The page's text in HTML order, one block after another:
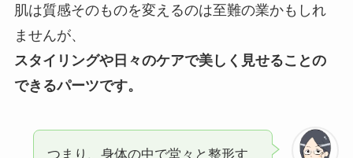
肌は質感そのものを変えるのは至難の業かもしれ
ませんが、
スタイリングや日々のケアで美しく見せることの
できるパーツです。
つまり、身体の中で堂々と整形す